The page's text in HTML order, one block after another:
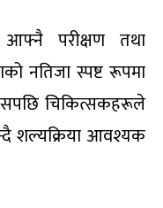
आफ्नै परीक्षण तथा
नतिजा स्पष्ट रूपमा
चिकित्सकहरूले
शल्यक्रिया आवश्यक